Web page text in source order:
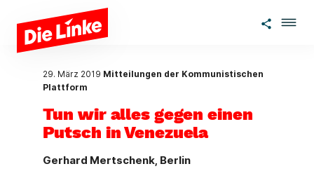
Zum Hauptinhalt springen
29. März 2019 Mitteilungen der Kommunistischen
Plattform
Tun wir alles gegen einen
Putsch in Venezuela
Gerhard Mertschenk, Berlin